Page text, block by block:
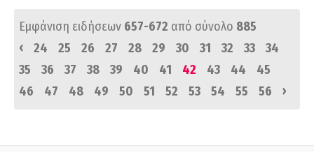
Εμφάνιση ειδήσεων 657-672 από σύνολο 885
‹
24 25 26 27 28 29 30 31 32 33
34
35
36 37 38 39 40 41 42 43 44
45
46
47 48 49 50 51 52 53 54 55 56 ›